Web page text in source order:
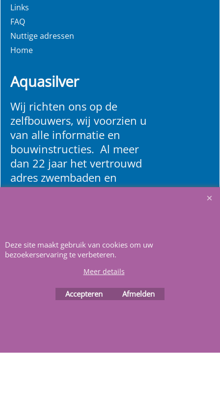
Links
FAQ
Nuttige adressen
Home
Aquasilver
Wij richten ons op de
zelfbouwers, wij voorzien u
van alle informatie en
bouwinstructies. Al meer
dan 22 jaar het vertrouwd
adres zwembaden en
renovatie materialen.
Deze site maakt gebruik van cookies om uw
bezoekerservaring te verbeteren.
Meer details
Accepteren Afmelden